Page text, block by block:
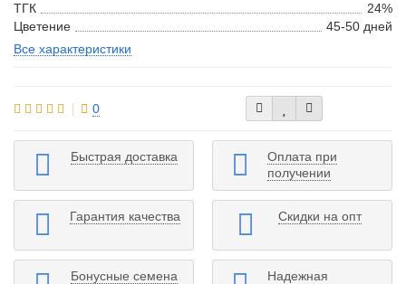
ТГК
24%
Цветение
45-50 дней
Все характеристики
0
Быстрая доставка
Оплата при
получении
Гарантия качества Скидки на опт
Бонусные семена
Надежная